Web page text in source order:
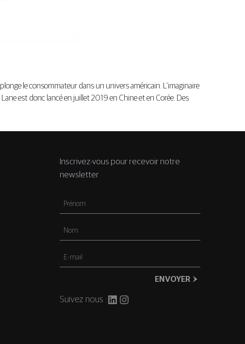
le consommateur dans un univers américain. L’imaginaire
est donc lancé en juillet 2019 en Chine et en Corée. Des
Inscrivez-vous pour recevoir notre
newsletter
Prénom
Nom
E-
mail
ENVOYER
LinkedIn
Instagram